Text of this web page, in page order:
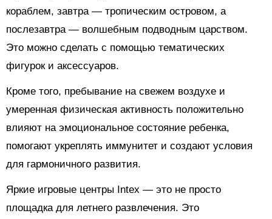
кораблем, завтра — тропическим островом, а
послезавтра — волшебным подводным царством.
Это можно сделать с помощью тематических
фигурок и аксессуаров.
Кроме того, пребывание на свежем воздухе и
умеренная физическая активность положительно
влияют на эмоциональное состояние ребенка,
помогают укреплять иммунитет и создают условия
для гармоничного развития.
Яркие игровые центры Intex — это не просто
площадка для летнего развлечения. Это